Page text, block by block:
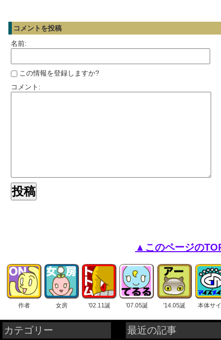
コメントを投稿
名前:
この情報を登録しますか?
コメント:
▲このページの
作者 女房 '02.11誕 '07.05誕 '14.05誕 本体サ
カテゴリー
最近の記事